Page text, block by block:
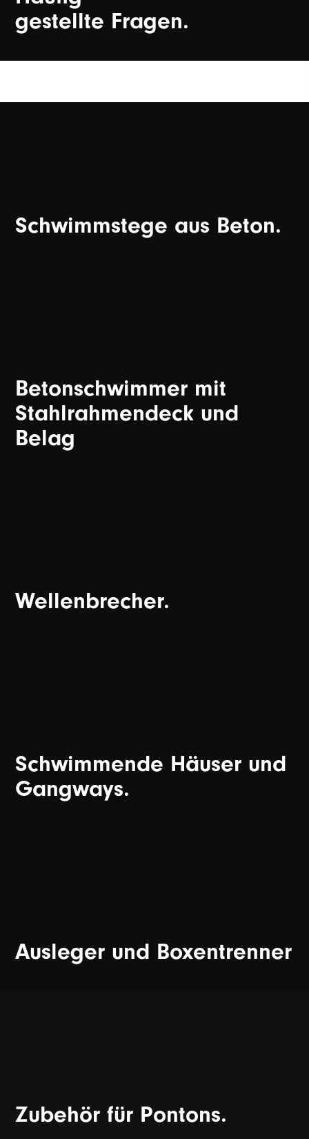
gestellte Fragen.
Schwimmstege aus Beton.
Betonschwimmer mit
Stahlrahmendeck und
Belag
Wellenbrecher.
Schwimmende Häuser und
Gangways.
Ausleger und Boxentrenner
Zubehör für Pontons.